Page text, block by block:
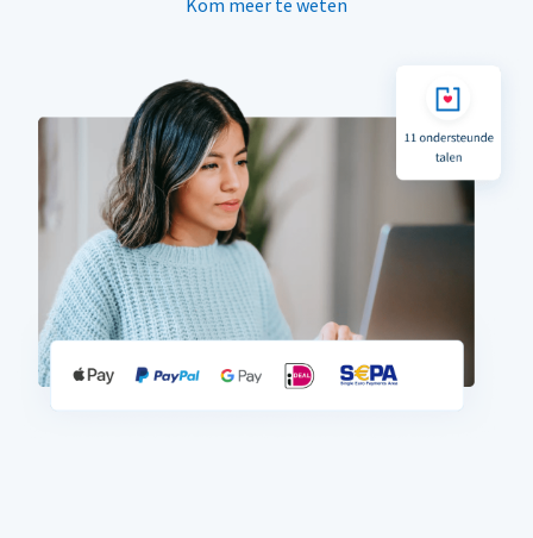
Kom meer te weten